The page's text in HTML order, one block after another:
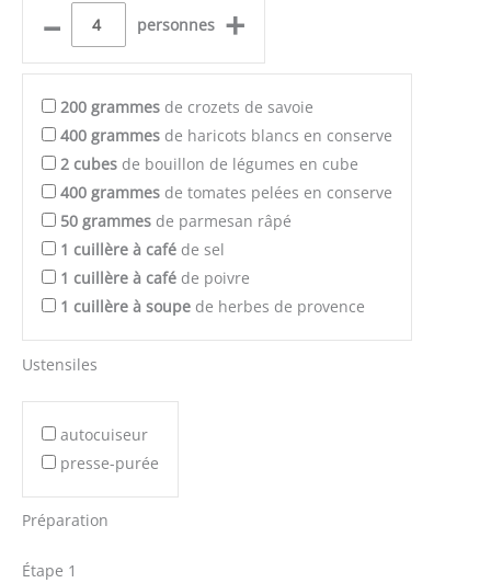
– personnes +
200 grammes de crozets de savoie
400 grammes de haricots blancs en conserve
2 cubes de bouillon de légumes en cube
400 grammes de tomates pelées en conserve
50 grammes de parmesan râpé
1 cuillère à café de sel
1 cuillère à café de poivre
1 cuillère à soupe de herbes de provence
Ustensiles
autocuiseur
presse-purée
Préparation
Étape 1